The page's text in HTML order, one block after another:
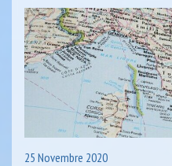
25 Novembre 2020